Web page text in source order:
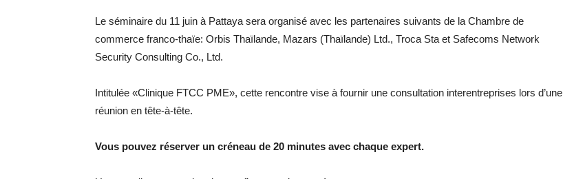
Le séminaire du 11 juin à Pattaya sera organisé avec les partenaires suivants de la Chambre de
commerce franco-thaïe: Orbis Thaïlande, Mazars (Thaïlande) Ltd., Troca Sta et Safecoms Network
Security Consulting Co., Ltd.
Intitulée «Clinique FTCC PME», cette rencontre vise à fournir une consultation interentreprises lors d’une
réunion en tête-à-tête.
Vous pouvez réserver un créneau de 20 minutes avec chaque expert.